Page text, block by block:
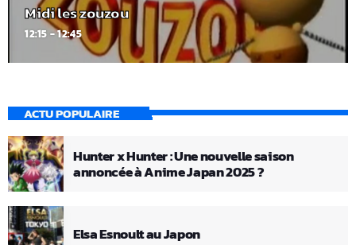
Midi les zouzou
12:15 - 12:45
ACTU POPULAIRE
Hunter x Hunter : Une nouvelle saison
annoncée à Anime Japan 2025 ?
Elsa Esnoult au Japon